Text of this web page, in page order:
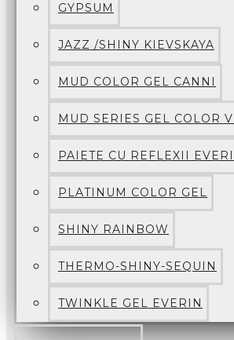
GYPSUM
JAZZ /SHINY KIEVSKAYA
MUD COLOR GEL CANNI
MUD SERIES GEL COLOR
PAIETE CU REFLEXII
PLATINUM COLOR GEL
SHINY RAINBOW
THERMO-SHINY-SEQUIN
TWINKLE GEL EVERIN